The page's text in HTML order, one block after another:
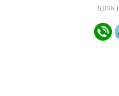
אותנו!